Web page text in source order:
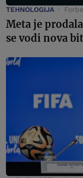
TEHNOLOGIJA
Meta je
se vodi nova